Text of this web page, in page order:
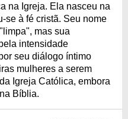
na Igreja. Ela nasceu na
se à fé cristã. Seu nome
mas sua
intensidade
seu diálogo íntimo
mulheres a serem
Igreja Católica, embora
Bíblia.